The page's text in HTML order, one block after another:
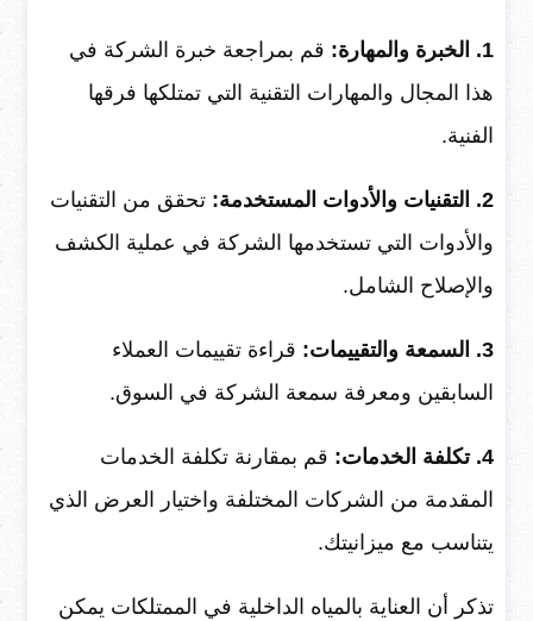
1. الخبرة والمهارة:
قم بمراجعة خبرة الشركة في
هذا المجال والمهارات التقنية التي تمتلكها فرقها
الفنية.
2. التقنيات والأدوات المستخدمة:
تحقق من التقنيات
والأدوات التي تستخدمها الشركة في عملية الكشف
والإصلاح الشامل.
3. السمعة والتقييمات:
قراءة تقييمات العملاء
السابقين ومعرفة سمعة الشركة في السوق.
4. تكلفة الخدمات:
قم بمقارنة تكلفة الخدمات
المقدمة من الشركات المختلفة واختيار العرض الذي
يتناسب مع ميزانيتك.
تذكر أن العناية بالمياه الداخلية في الممتلكات يمكن